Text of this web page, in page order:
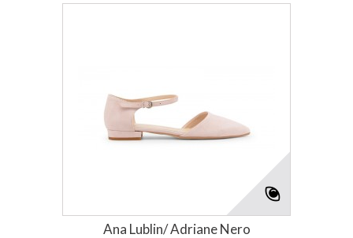
Ana Lublin/ Adriane Nero